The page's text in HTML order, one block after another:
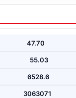
Tarihi
noktasına imza attı.
47.70
55.03
6528.6
3063071